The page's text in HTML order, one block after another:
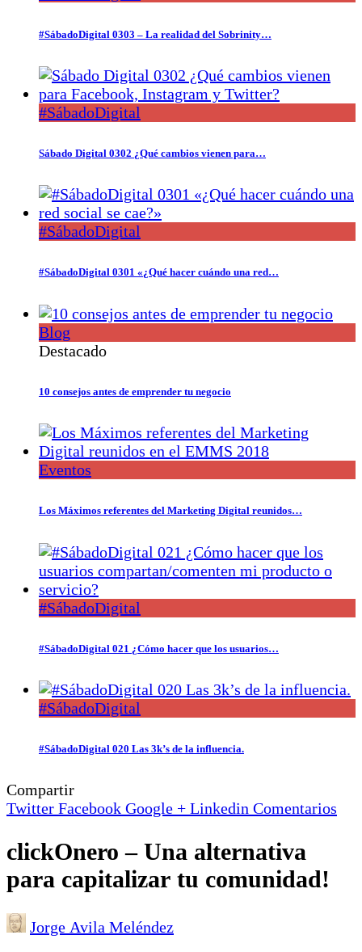
#SábadoDigital 0303 – La realidad del Sobrinity…
#SábadoDigital
Sábado Digital 0302 ¿Qué cambios vienen para…
#SábadoDigital
#SábadoDigital 0301 «¿Qué hacer cuándo una red…
Blog
Destacado
10 consejos antes de emprender tu negocio
Eventos
Los Máximos referentes del Marketing Digital reunidos…
#SábadoDigital
#SábadoDigital 021 ¿Cómo hacer que los usuarios…
#SábadoDigital
#SábadoDigital 020 Las 3k’s de la influencia.
Compartir
Twitter Facebook Google + Linkedin Comentarios
clickOnero – Una alternativa
para capitalizar tu comunidad!
Jorge Avila Meléndez